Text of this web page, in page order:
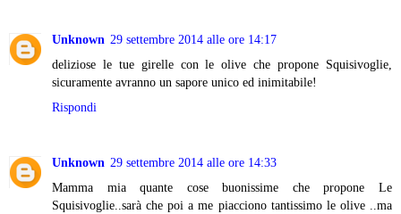
Unknown 29 settembre 2014 alle ore 14:17
deliziose le tue girelle con le olive che propone Squisivoglie,
sicuramente avranno un sapore unico ed inimitabile!
Rispondi
Unknown 29 settembre 2014 alle ore 14:33
Mamma mia quante cose buonissime che propone Le
Squisivoglie..sarà che poi a me piacciono tantissimo le olive ..ma